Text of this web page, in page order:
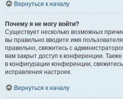
Вернуться к началу
Почему я не могу войти?
Существует несколько возможных
вы правильно вводите имя
правильно, свяжитесь с
вам закрыт доступ к конференции.
в конфигурации конференции,
исправления настроек.
Вернуться к началу